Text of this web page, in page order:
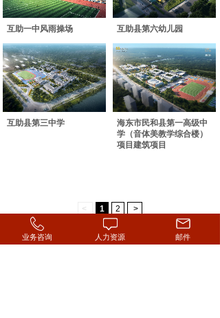
互助一中风雨操场 互助县第六幼儿园
互助县第三中学
海东市民和县第一高级中
学（音体美教学综合楼）
项目建筑项目
< 1 2 >
业务咨询 人力资源 邮件